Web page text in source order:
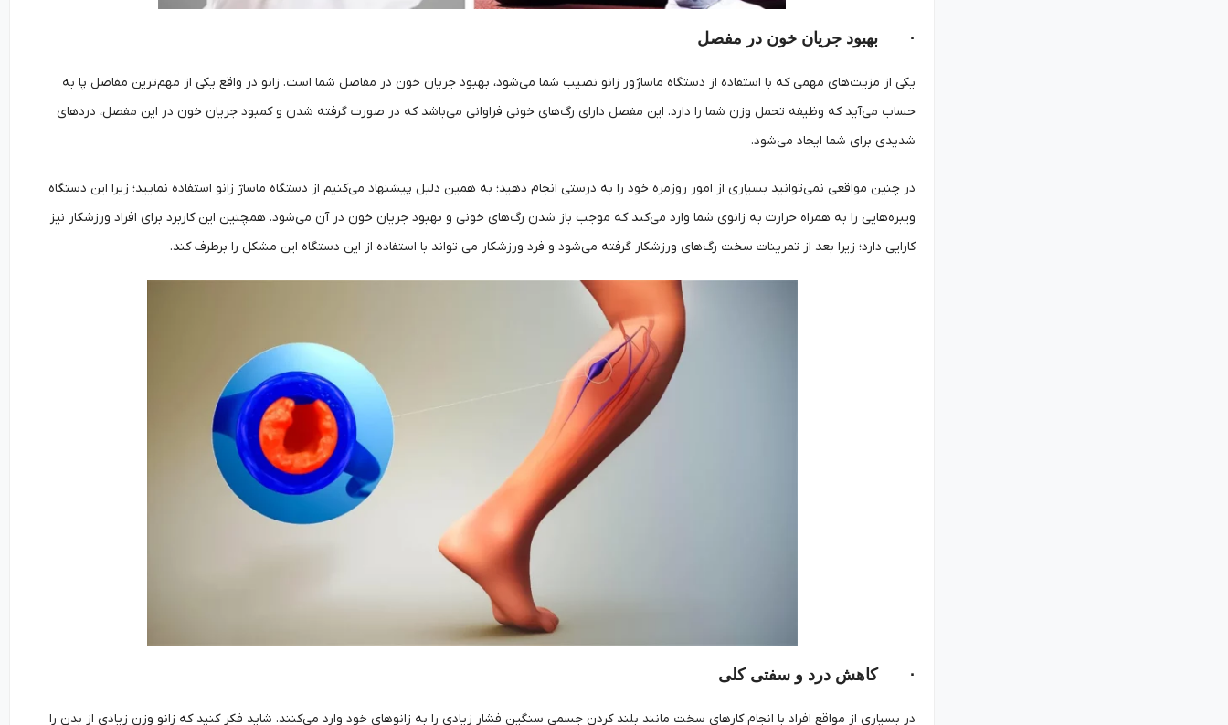
· بهبود جریان خون در مفصل
یکی از مزیت‌های مهمی که با استفاده از دستگاه ماساژور زانو نصیب شما می‌شود، بهبود جریان خون در مفاصل شما است. زانو در واقع یکی از مهم‌ترین مفاصل پا به
حساب می‌آید که وظیفه تحمل وزن شما را دارد. این مفصل دارای رگ‌های خونی فراوانی می‌باشد که در صورت گرفته شدن و کمبود جریان خون در این مفصل، دردهای
شدیدی برای شما ایجاد می‌شود.
در چنین مواقعی نمی‌توانید بسیاری از امور روزمره خود را به درستی انجام دهید؛ به همین دلیل پیشنهاد می‌کنیم از دستگاه ماساژ زانو استفاده نمایید؛ زیرا این دستگاه
ویبره‌هایی را به همراه حرارت به زانوی شما وارد می‌کند که موجب باز شدن رگ‌های خونی و بهبود جریان خون در آن می‌شود. همچنین این کاربرد برای افراد ورزشکار نیز
کارایی دارد؛ زیرا بعد از تمرینات سخت رگ‌های ورزشکار گرفته می‌شود و فرد ورزشکار می تواند با استفاده از این دستگاه این مشکل را برطرف کند.
· کاهش درد و سفتی کلی
در بسیاری از مواقع افراد با انجام کارهای سخت مانند بلند کردن جسمی سنگین فشار زیادی را به زانوهای خود وارد می‌کنند. شاید فکر کنید که زانو وزن زیادی از بدن را